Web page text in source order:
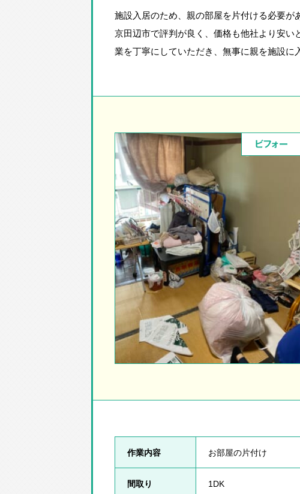
施設入居のため、親の部屋を片付ける必要が
京田辺市で評判が良く、価格も他社より安
業を丁寧にしていただき、無事に親を施設に
ビフォー
作業内容 お部屋の片付け
間取り 1DK